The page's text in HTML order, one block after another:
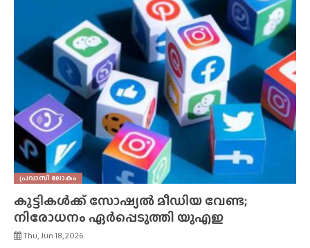
പ്രവാസി ലോകം
കുട്ടികൾക്ക് സോഷ്യൽ മീഡിയ വേണ്ട;
നിരോധനം ഏർപ്പെടുത്തി യുഎഇ
Thu, Jun 18, 2026